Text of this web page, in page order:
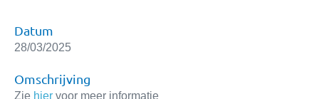
Datum
28/03/2025
Omschrijving
Zie hier voor meer informatie